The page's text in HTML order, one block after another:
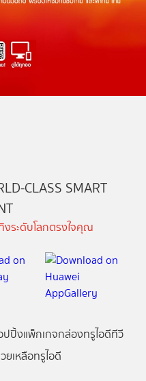
CLASS SMART
ระดับโลกตรงใจคุณ
ปปิ้งแพ็กเกจกล่องทรูไอดีทีวี
ยเหลือทรูไอดี